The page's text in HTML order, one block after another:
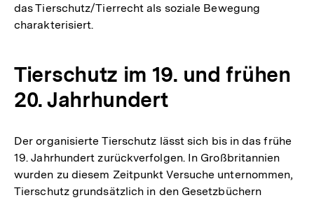
das Tierschutz/Tierrecht als soziale Bewegung
charakterisiert.
Tierschutz im 19. und frühen
20. Jahrhundert
Der organisierte Tierschutz lässt sich bis in das frühe
19. Jahrhundert zurückverfolgen. In Großbritannien
wurden zu diesem Zeitpunkt Versuche unternommen,
Tierschutz grundsätzlich in den Gesetzbüchern